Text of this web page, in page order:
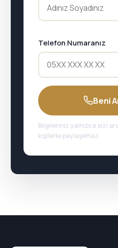
Telefon Numaranız
Beni
Bilgileriniz yalnızca sizi
kişilerle paylaşılmaz.